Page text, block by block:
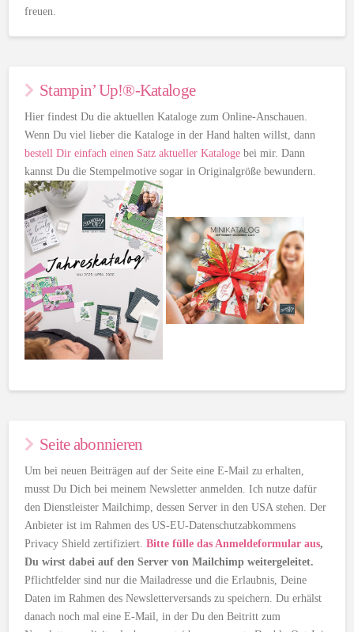
freuen.
Stampin’ Up!®-Kataloge
Hier findest Du die aktuellen Kataloge zum Online-Anschauen.
Wenn Du viel lieber die Kataloge in der Hand halten willst, dann
bestell Dir einfach einen Satz aktueller Kataloge bei mir. Dann
kannst Du die Stempelmotive sogar in Originalgröße bewundern.
Seite abonnieren
Um bei neuen Beiträgen auf der Seite eine E-Mail zu erhalten,
musst Du Dich bei meinem Newsletter anmelden. Ich nutze dafür
den Dienstleister Mailchimp, dessen Server in den USA stehen. Der
Anbieter ist im Rahmen des US-EU-Datenschutzabkommens
Privacy Shield zertifiziert.Bitte fülle das Anmeldeformular aus,
Du wirst dabei auf den Server von Mailchimp weitergeleitet.
Pflichtfelder sind nur die Mailadresse und die Erlaubnis, Deine
Daten im Rahmen des Newsletterversands zu speichern. Du erhälst
danach noch mal eine E-Mail, in der Du den Beitritt zum